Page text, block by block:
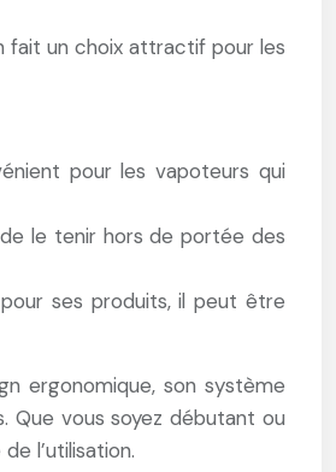
fait un choix attractif pour les
pour les vapoteurs qui
le tenir hors de portée des
ses produits, il peut être
ergonomique, son système
Que vous soyez débutant ou
l’utilisation.